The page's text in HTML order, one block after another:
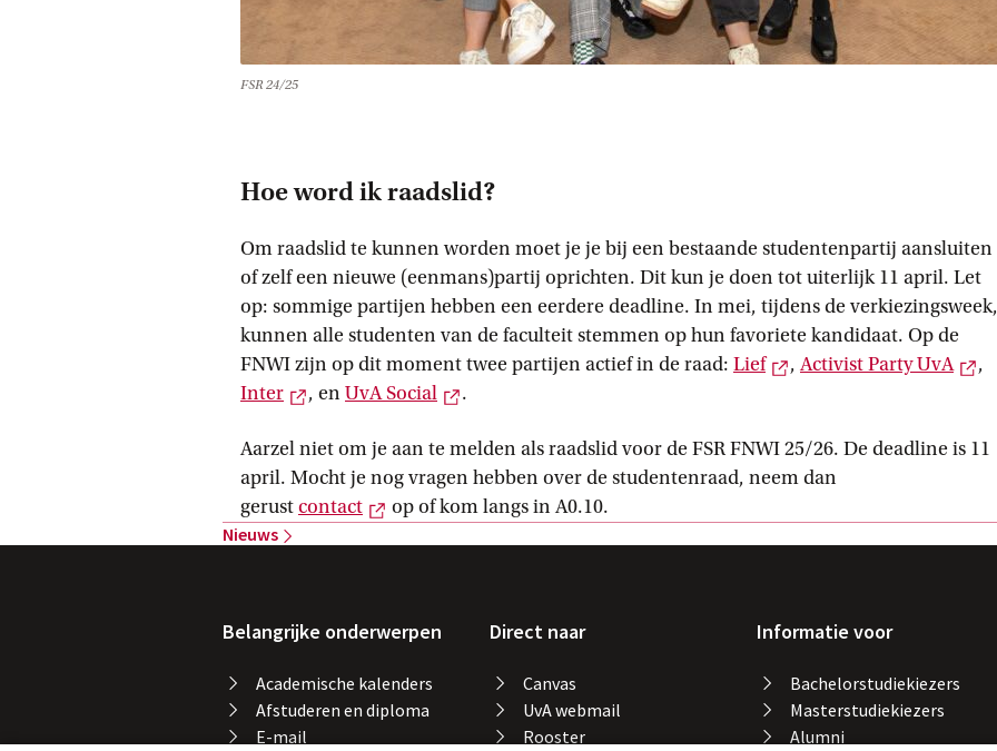
FSR 24/25
Hoe word ik raadslid?
Om raadslid te kunnen worden moet je je bij een bestaande studentenpartij aansluiten
of zelf een nieuwe (eenmans)partij oprichten. Dit kun je doen tot uiterlijk 11 april. Let
op: sommige partijen hebben een eerdere deadline. In mei, tijdens de verkiezingsweek,
kunnen alle studenten van de faculteit stemmen op hun favoriete kandidaat. Op de
FNWI zijn op dit moment twee partijen actief in de raad: Lief Externe link
, Activist Party UvA
,
Inter
Externe link
, en UvA Social Externe link
.
Aarzel niet om je aan te melden als raadslid voor de FSR FNWI 25/26. De deadline is 11
april. Mocht je nog vragen hebben over de studentenraad, neem dan
gerustcontact Externe link
op of kom langs in A0.10.
Nieuws
Belangrijke onderwerpen
Academische kalenders
Afstuderen en diploma
E-mail
Direct naar
Canvas
UvA webmail
Rooster
Informatie voor
Bachelorstudiekiezers
Masterstudiekiezers
Alumni